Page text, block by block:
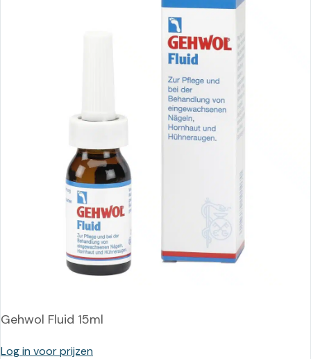
Gehwol Fluid 15ml
Log in voor prijzen